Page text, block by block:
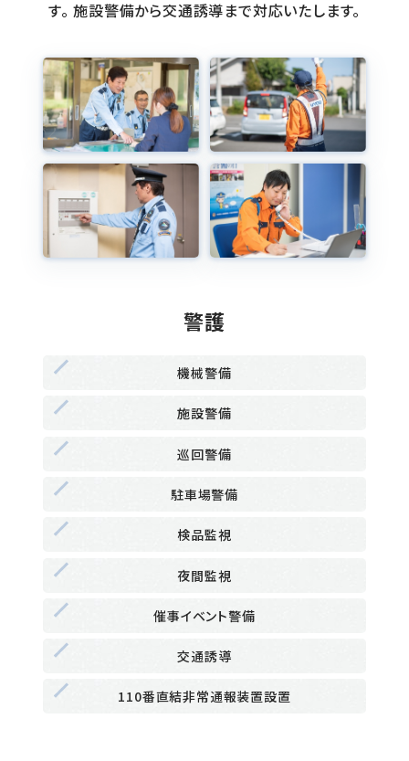
共栄会
す。 施設警備から交通誘導まで対応いたします。
警護
機械警備
施設警備
巡回警備
駐車場警備
検品監視
夜間監視
催事イベント警備
交通誘導
110番直結非常通報装置設置